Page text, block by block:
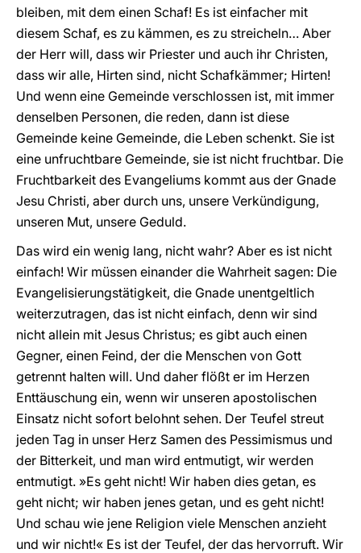
bleiben, mit dem einen Schaf! Es ist einfacher mit
diesem Schaf, es zu kämmen, es zu streicheln… Aber
der Herr will, dass wir Priester und auch ihr Christen,
dass wir alle, Hirten sind, nicht Schafkämmer; Hirten!
Und wenn eine Gemeinde verschlossen ist, mit immer
denselben Personen, die reden, dann ist diese
Gemeinde keine Gemeinde, die Leben schenkt. Sie ist
eine unfruchtbare Gemeinde, sie ist nicht fruchtbar. Die
Fruchtbarkeit des Evangeliums kommt aus der Gnade
Jesu Christi, aber durch uns, unsere Verkündigung,
unseren Mut, unsere Geduld.
Das wird ein wenig lang, nicht wahr? Aber es ist nicht
einfach! Wir müssen einander die Wahrheit sagen: Die
Evangelisierungstätigkeit, die Gnade unentgeltlich
weiterzutragen, das ist nicht einfach, denn wir sind
nicht allein mit Jesus Christus; es gibt auch einen
Gegner, einen Feind, der die Menschen von Gott
getrennt halten will. Und daher flößt er im Herzen
Enttäuschung ein, wenn wir unseren apostolischen
Einsatz nicht sofort belohnt sehen. Der Teufel streut
jeden Tag in unser Herz Samen des Pessimismus und
der Bitterkeit, und man wird entmutigt, wir werden
entmutigt. »Es geht nicht! Wir haben dies getan, es
geht nicht; wir haben jenes getan, und es geht nicht!
Und schau wie jene Religion viele Menschen anzieht
und wir nicht!« Es ist der Teufel, der das hervorruft. Wir